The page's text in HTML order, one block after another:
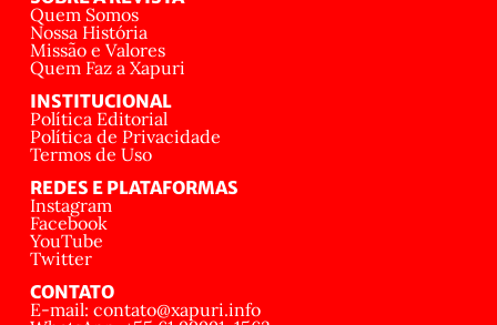
Quem Somos
Nossa História
Missão e Valores
Quem Faz a Xapuri
INSTITUCIONAL
Política Editorial
Política de Privacidade
Termos de Uso
REDES E PLATAFORMAS
Instagram
Facebook
YouTube
Twitter
CONTATO
E-mail: contato@xapuri.info